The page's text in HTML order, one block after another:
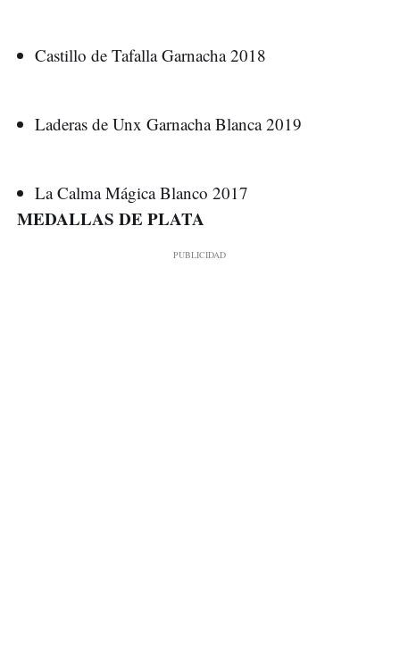
Castillo de Tafalla Garnacha 2018
Laderas de Unx Garnacha Blanca 2019
La Calma Mágica Blanco 2017
MEDALLAS DE PLATA